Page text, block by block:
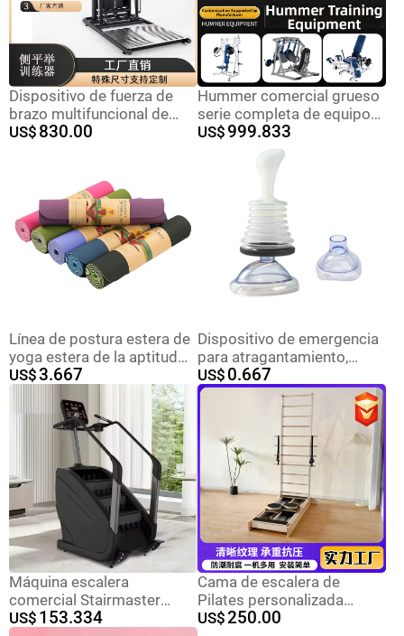
Dispositivo de fuerza de
brazo multifuncional de
doble brazo lateral
brazo de elevación lateral
hombro fuerza de pájaros
US$ 830.00
Hummer comercial grueso
serie completa de equipos
de ejercicios domésticos
sentados con piernas
curvadas en cuclillas
empujando el pecho y los
equipos de entrenamiento
de piernas
US$999.833
Línea de postura estera de
yoga estera de la aptitud
estera de yoga función
ensanchada pu tirano
cuerda saltar estera de
yoga estera de goma
estera de yoga
US$3.667
Dispositivo de emergencia
para atragantamiento,
máscara respiratoria
US$ 0.667
Máquina escalera
comercial Stairmaster
gimnasio aeróbico
US$ 153.334
Cama de escalera de
Pilates personalizada
núcleo de escalera
US$250.00